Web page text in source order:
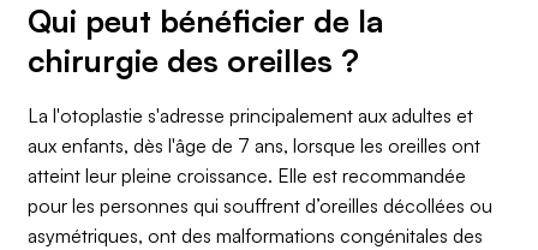
Qui peut bénéficier de la
chirurgie des oreilles ?
La l'otoplastie s'adresse principalement aux adultes et
aux enfants, dès l'âge de 7 ans, lorsque les oreilles ont
atteint leur pleine croissance. Elle est recommandée
pour les personnes qui souffrent d’oreilles décollées ou
asymétriques, ont des malformations congénitales des